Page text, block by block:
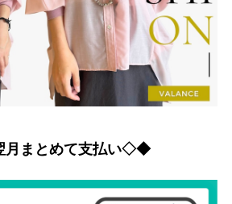
まとめて支払い◇◆